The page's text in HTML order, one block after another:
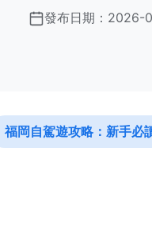
發布日期： 2026-
福岡自駕遊攻略：新手必